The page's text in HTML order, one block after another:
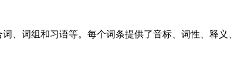
、词组和习语等。每个词条提供了音标、词性、释